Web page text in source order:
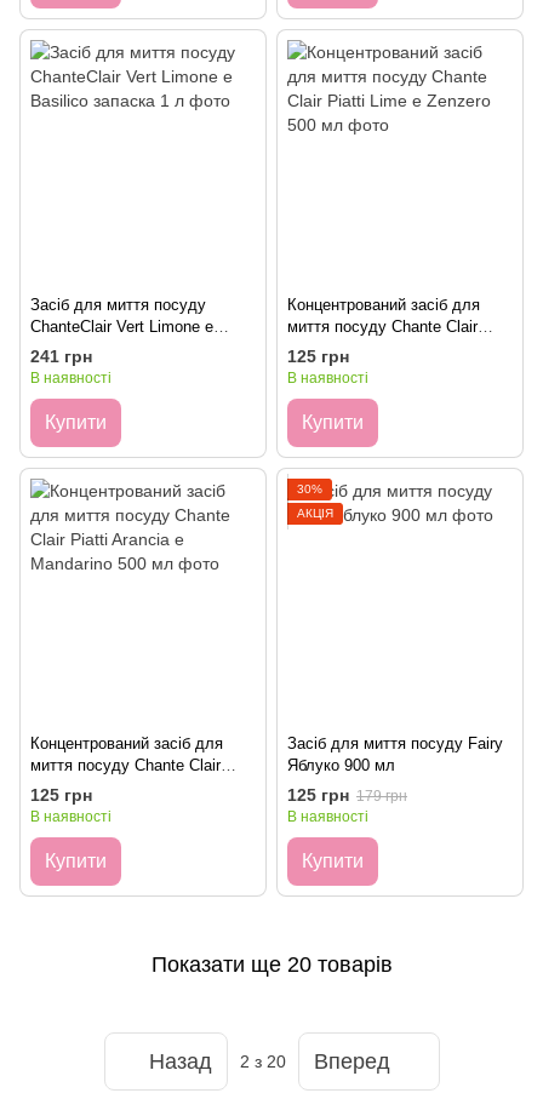
Засіб для миття посуду
ChanteСlair Vert Limone e
Basilico запаска 1 л
241 грн
В наявності
Купити
Концентрований засіб для
миття посуду Chante Clair
Piatti Lime e Zenzero 500 мл
125 грн
В наявності
Купити
Концентрований засіб для
миття посуду Chante Clair
Piatti Arancia e Mandarino 500
мл
125 грн
В наявності
Купити
30%
АКЦІЯ
Засіб для миття посуду Fairy
Яблуко 900 мл
125 грн 179 грн
В наявності
Купити
Показати ще 20 товарів
Назад 2 з 20 Вперед